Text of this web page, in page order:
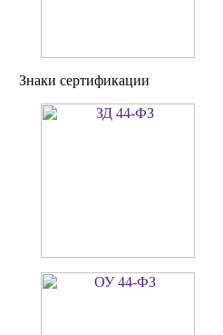
Знаки сертификации